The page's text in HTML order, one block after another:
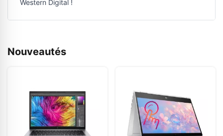
Western Digital !
Nouveautés